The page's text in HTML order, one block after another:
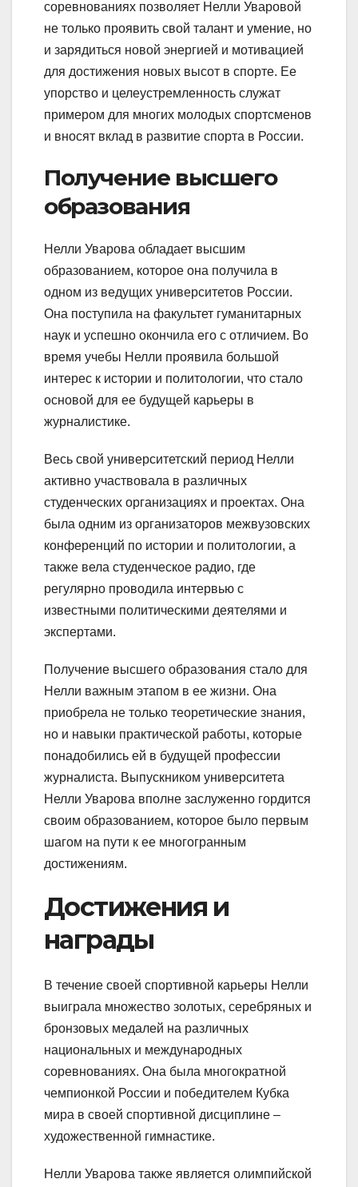
соревнованиях позволяет Нелли Уваровой
не только проявить свой талант и умение, но
и зарядиться новой энергией и мотивацией
для достижения новых высот в спорте. Ее
упорство и целеустремленность служат
примером для многих молодых спортсменов
и вносят вклад в развитие спорта в России.
Получение высшего
образования
Нелли Уварова обладает высшим
образованием, которое она получила в
одном из ведущих университетов России.
Она поступила на факультет гуманитарных
наук и успешно окончила его с отличием. Во
время учебы Нелли проявила большой
интерес к истории и политологии, что стало
основой для ее будущей карьеры в
журналистике.
Весь свой университетский период Нелли
активно участвовала в различных
студенческих организациях и проектах. Она
была одним из организаторов межвузовских
конференций по истории и политологии, а
также вела студенческое радио, где
регулярно проводила интервью с
известными политическими деятелями и
экспертами.
Получение высшего образования стало для
Нелли важным этапом в ее жизни. Она
приобрела не только теоретические знания,
но и навыки практической работы, которые
понадобились ей в будущей профессии
журналиста. Выпускником университета
Нелли Уварова вполне заслуженно гордится
своим образованием, которое было первым
шагом на пути к ее многогранным
достижениям.
Достижения и
награды
В течение своей спортивной карьеры Нелли
выиграла множество золотых, серебряных и
бронзовых медалей на различных
национальных и международных
соревнованиях. Она была многократной
чемпионкой России и победителем Кубка
мира в своей спортивной дисциплине –
художественной гимнастике.
Нелли Уварова также является олимпийской